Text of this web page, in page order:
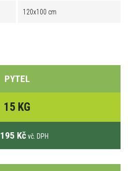
120x100 cm
PYTEL
15 KG
195 Kč vč. DPH